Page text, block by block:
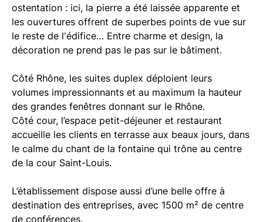
ostentation : ici, la pierre a été laissée apparente et
les ouvertures offrent de superbes points de vue sur
le reste de l'édifice… Entre charme et design, la
décoration ne prend pas le pas sur le bâtiment.
Côté Rhône, les suites duplex déploient leurs
volumes impressionnants et au maximum la hauteur
des grandes fenêtres donnant sur le Rhône.
Côté cour, l’espace petit-déjeuner et restaurant
accueille les clients en terrasse aux beaux jours, dans
le calme du chant de la fontaine qui trône au centre
de la cour Saint-Louis.
L’établissement dispose aussi d’une belle offre à
destination des entreprises, avec 1500 m² de centre
de conférences.